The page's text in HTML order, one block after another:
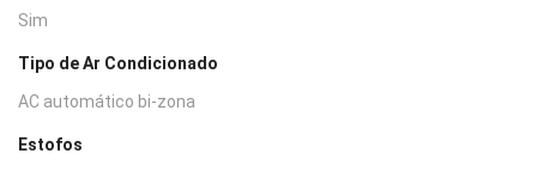
Sim
Tipo de Ar Condicionado
AC automático bi-zona
Estofos